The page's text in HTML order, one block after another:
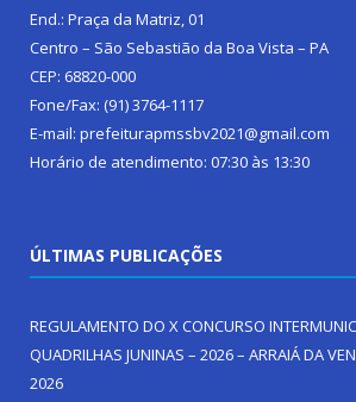
End.: Praça da Matriz, 01
Centro – São Sebastião da Boa Vista – PA
CEP: 68820-000
Fone/Fax: (91) 3764-1117
E-mail: prefeiturapmssbv2021@gmail.com
Horário de atendimento: 07:30 às 13:30
ÚLTIMAS PUBLICAÇÕES
REGULAMENTO DO X CONCURSO
QUADRILHAS JUNINAS – 2026 – ARRAIÁ DA
2026